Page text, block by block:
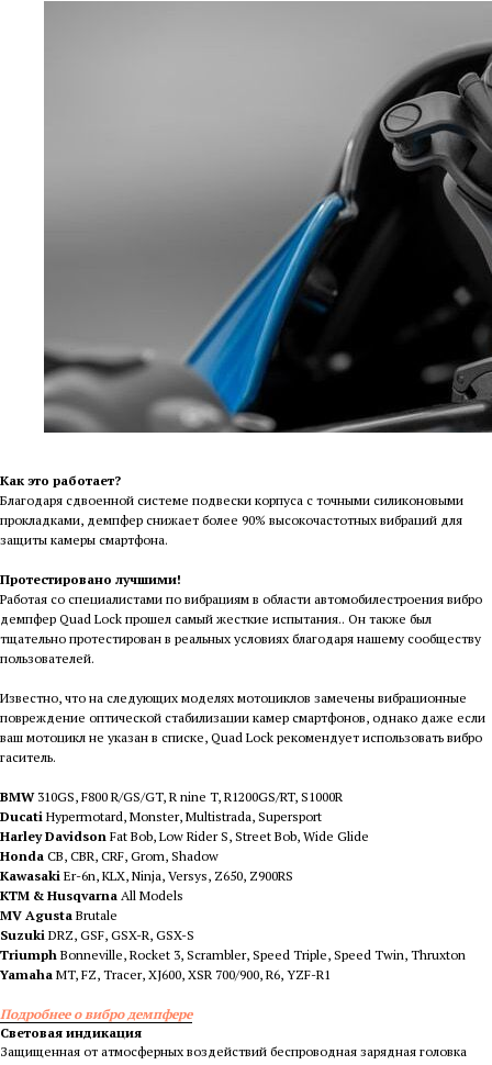
Как это работает?
Благодаря сдвоенной системе подвески корпуса с точными силиконовыми
прокладками, демпфер снижает более 90% высокочастотных вибраций для
защиты камеры смартфона.
Протестировано лучшими!
Работая со специалистами по вибрациям в области автомобилестроения вибро
демпфер Quad Lock прошел самый жесткие испытания.. Он также был
тщательно протестирован в реальных условиях благодаря нашему сообществу
пользователей.
Известно, что на следующих моделях мотоциклов замечены вибрационные
повреждение оптической стабилизации камер смартфонов, однако даже если
ваш мотоцикл не указан в списке, Quad Lock рекомендует использовать вибро
гаситель.
BMW 310GS, F800 R/GS/GT, R nine T, R1200GS/RT, S1000R
Ducati Hypermotard, Monster, Multistrada, Supersport
Harley Davidson Fat Bob, Low Rider S, Street Bob, Wide Glide
Honda CB, CBR, CRF, Grom, Shadow
Kawasaki Er-6n, KLX, Ninja, Versys, Z650, Z900RS
KTM & Husqvarna All Models
MV Agusta Brutale
Suzuki DRZ, GSF, GSX-R, GSX-S
Triumph Bonneville, Rocket 3, Scrambler, Speed Triple, Speed Twin, Thruxton
Yamaha MT, FZ, Tracer, XJ600, XSR 700/900, R6, YZF-R1
Подробнее о вибро демпфере
Световая индикация
Защищенная от атмосферных воздействий беспроводная зарядная головка